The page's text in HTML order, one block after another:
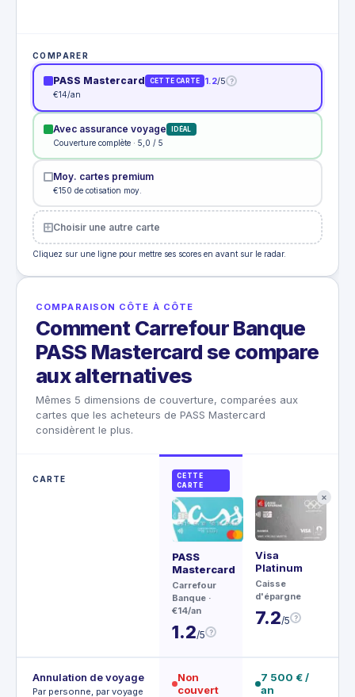
COMPARER
PASS Mastercard CETTE CARTE 1.2/5 ?
€14/an
Avec assurance voyage IDÉAL
Couverture complète · 5,0 / 5
Moy. cartes premium
€150 de cotisation moy.
Choisir une autre carte
Cliquez sur une ligne pour mettre ses scores en avant sur le radar.
COMPARAISON CÔTE À CÔTE
Comment Carrefour Banque
PASS Mastercard se compare
aux alternatives
Mêmes 5 dimensions de couverture, comparées aux
cartes que les acheteurs de PASS Mastercard
considèrent le plus.
CARTE
CETTE
CARTE
PASS
Mastercard
Carrefour
Banque ·
€14/an
1.2/5 ?
✕
Visa
Platinum
Caisse
d'épargne
7.2/5 ?
Annulation de voyage
Par personne, par voyage
Non
couvert
7 500 € /
an